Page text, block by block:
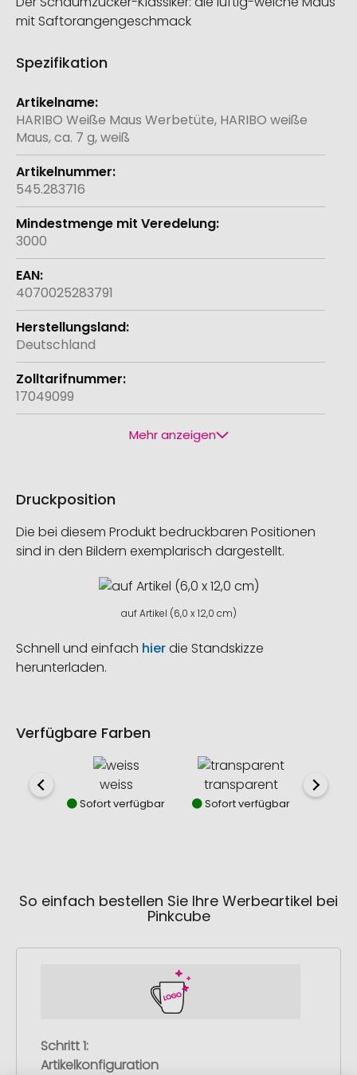
mit Saftorangengeschmack
Spezifikation
Weitere
Informationen
HARIBO Weiße Maus Werbetüte, HARIBO weiße
Maus, ca. 7 g, weiß
545.283716
3000
4070025283791
Deutschland
17049099
Mehr anzeigen
Druckposition
Die bei diesem Produkt bedruckbaren Positionen
sind in den Bildern exemplarisch dargestellt.
auf Artikel (6,0 x 12,0 cm)
Schnell und einfach hierdie Standskizze
herunterladen.
Verfügbare Farben
weiss
Sofort verfügbar
transparent
Sofort verfügbar
So einfach bestellen Sie Ihre Werbeartikel bei
Pinkcube
Schritt 1:
Artikelkonfiguration